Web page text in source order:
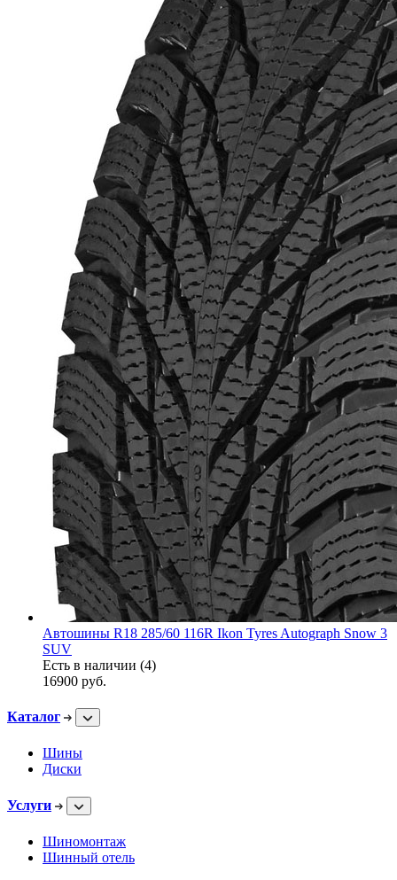
Автошины R18 285/60 116R Ikon Tyres Autograph Snow 3
SUV
Есть в наличии (4)
16900 руб.
Каталог
Шины
Диски
Услуги
Шиномонтаж
Шинный отель